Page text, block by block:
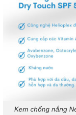
Kem chống nắng